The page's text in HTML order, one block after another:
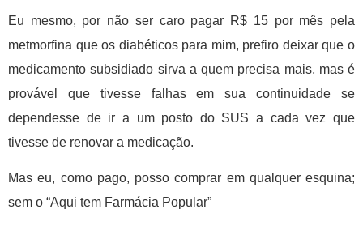
Eu mesmo, por não ser caro pagar R$ 15 por mês pela
metmorfina que os diabéticos para mim, prefiro deixar que o
medicamento subsidiado sirva a quem precisa mais, mas é
provável que tivesse falhas em sua continuidade se
dependesse de ir a um posto do SUS a cada vez que
tivesse de renovar a medicação.
Mas eu, como pago, posso comprar em qualquer esquina;
sem o “Aqui tem Farmácia Popular”